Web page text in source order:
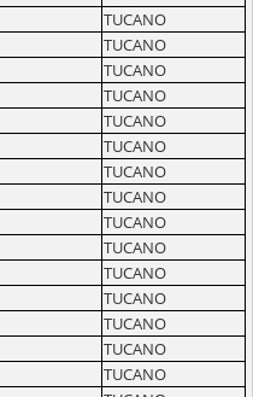
TUCANO
TUCANO
TUCANO
TUCANO
TUCANO
TUCANO
TUCANO
TUCANO
TUCANO
TUCANO
TUCANO
TUCANO
TUCANO
TUCANO
TUCANO